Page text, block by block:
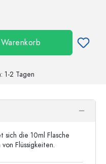
1-2 Tagen
sich die 10ml Flasche
Flüssigkeiten.